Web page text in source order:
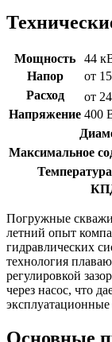
Мощность
44
Напор
от
Расход
от
Напряжение 400
Максимальное
Погружные
летний опыт
гидравлических
технология
регулировкой
через насос, что
Основные